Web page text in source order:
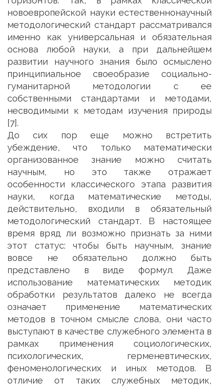
новоевропейской науки естественнонаучный
методологический стандарт рассматривался
именно как универсальная и обязательная
основа любой науки, а при дальнейшем
развитии научного знания было осмыслено
принципиальное своеобразие социально-
гуманитарной методологии с ее
собственными стандартами и методами,
несводимыми к методам изучения природы
[7].
До сих пор еще можно встретить
убеждение, что только математически
организованное знание можно считать
научным, но это также отражает
особенности классического этапа развития
науки, когда математические методы,
действительно, входили в обязательный
методологический стандарт. В настоящее
время вряд ли возможно признать за ними
этот статус: чтобы быть научным, знание
вовсе не обязательно должно быть
представлено в виде формул. Даже
использование математических методик
обработки результатов далеко не всегда
означает применение математических
методов в точном смысле слова, они часто
выступают в качестве служебного элемента в
рамках применения социологических,
психологических, герменевтических,
феноменологических и иных методов. В
отличие от таких служебных методик,